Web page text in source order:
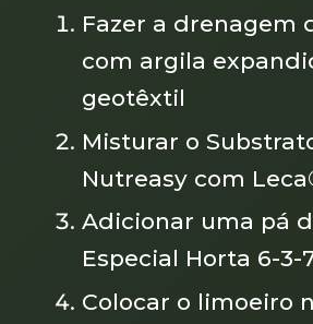
Fazer a drenagem
com argila
geotêxtil
Misturar o
Nutreasy com
Adicionar uma pá
Especial Horta 6-3-
Colocar o limoeiro